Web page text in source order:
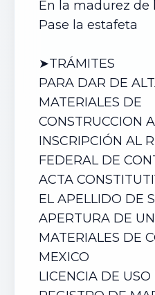
En la madurez de
Pase la estafeta
➤TRÁMITES
PARA DAR DE
MATERIALES DE
CONSTRUCCION
INSCRIPCIÓN AL
FEDERAL DE
ACTA
EL APELLIDO DE
APERTURA DE UN
MATERIALES DE
MEXICO
LICENCIA DE USO